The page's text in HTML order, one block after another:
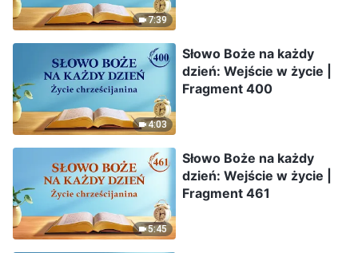
7:39
4:03
Słowo Boże na każdy
dzień: Wejście w życie |
Fragment 400
5:45
Słowo Boże na każdy
dzień: Wejście w życie |
Fragment 461